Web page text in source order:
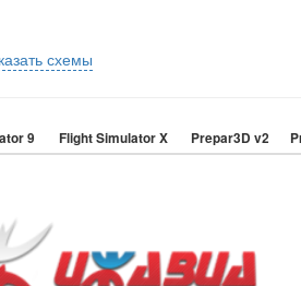
схемы
9 Flight Simulator X Prepar3D v2